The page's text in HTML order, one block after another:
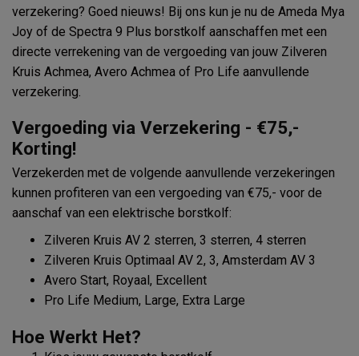
verzekering? Goed nieuws! Bij ons kun je nu de Ameda Mya
Joy of de Spectra 9 Plus borstkolf aanschaffen met een
directe verrekening van de vergoeding van jouw Zilveren
Kruis Achmea, Avero Achmea of Pro Life aanvullende
verzekering.
Vergoeding via Verzekering - €75,-
Korting!
Verzekerden met de volgende aanvullende verzekeringen
kunnen profiteren van een vergoeding van €75,- voor de
aanschaf van een elektrische borstkolf:
Zilveren Kruis AV 2 sterren, 3 sterren, 4 sterren
Zilveren Kruis Optimaal AV 2, 3, Amsterdam AV 3
Avero Start, Royaal, Excellent
Pro Life Medium, Large, Extra Large
Hoe Werkt Het?